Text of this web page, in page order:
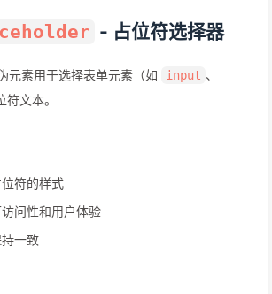
- 占位符选择器
元素用于选择表单元素（如 input 、
符文本。
符的样式
问性和用户体验
一致